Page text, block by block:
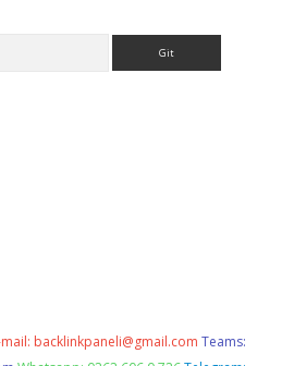
mail: backlinkpaneli@gmail.com Teams: